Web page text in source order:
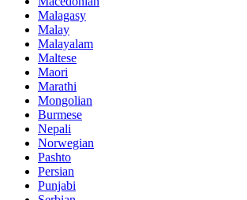
Malagasy
Malay
Malayalam
Maltese
Maori
Marathi
Mongolian
Burmese
Nepali
Norwegian
Pashto
Persian
Punjabi